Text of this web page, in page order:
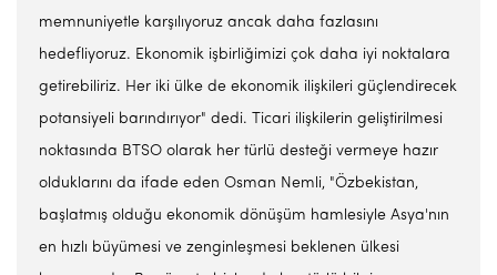
memnuniyetle karşılıyoruz ancak daha fazlasını
hedefliyoruz. Ekonomik işbirliğimizi çok daha iyi noktalara
getirebiliriz. Her iki ülke de ekonomik ilişkileri güçlendirecek
potansiyeli barındırıyor" dedi. Ticari ilişkilerin geliştirilmesi
noktasında BTSO olarak her türlü desteği vermeye hazır
olduklarını da ifade eden Osman Nemli, "Özbekistan,
başlatmış olduğu ekonomik dönüşüm hamlesiyle Asya'nın
en hızlı büyümesi ve zenginleşmesi beklenen ülkesi